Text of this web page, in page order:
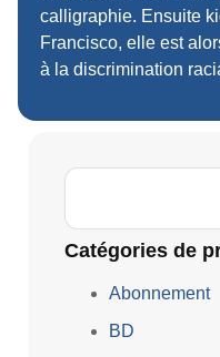
calligraphie. Ensuite
Francisco, elle est
à la discrimination
Catégories de
Abonnement
BD